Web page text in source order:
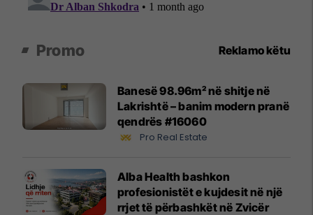
Promo Reklamo këtu
Banesë 98.96m² në shitje në
Lakrishtë – banim modern pranë
qendrës #16060
Pro Real Estate
Alba Health bashkon
profesionistët e kujdesit në një
rrjet të përbashkët në Zvicër